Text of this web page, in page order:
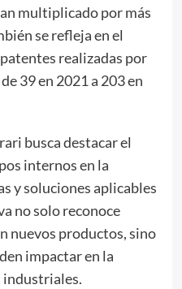
multiplicado por más
se refleja en el
realizadas por
39 en 2021 a 203 en
busca destacar el
internos en la
y soluciones aplicables
no solo reconoce
nuevos productos, sino
impactar en la
industriales.